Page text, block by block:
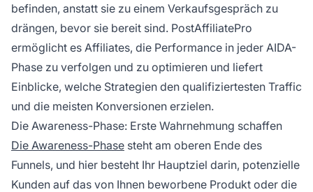
befinden, anstatt sie zu einem Verkaufsgespräch zu
drängen, bevor sie bereit sind. PostAffiliatePro
ermöglicht es Affiliates, die Performance in jeder AIDA-
Phase zu verfolgen und zu optimieren und liefert
Einblicke, welche Strategien den qualifiziertesten Traffic
und die meisten Konversionen erzielen.
Die Awareness-Phase: Erste Wahrnehmung schaffen
Die Awareness-Phase steht am oberen Ende des
Funnels, und hier besteht Ihr Hauptziel darin, potenzielle
Kunden auf das von Ihnen beworbene Produkt oder die